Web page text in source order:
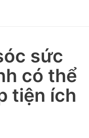
sức
có thể
tiện ích